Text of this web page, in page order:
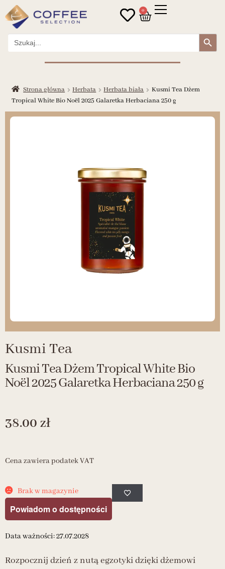
0
Search
for:
Search Button
Strona główna Herbata Herbata biała
Kusmi Tea Dżem
Tropical White Bio Noël 2025 Galaretka Herbaciana 250 g
Kusmi Tea
Kusmi Tea Dżem Tropical White Bio
Noël 2025 Galaretka Herbaciana 250 g
38.00 zł
Cena zawiera podatek VAT
Brak w magazynie
Powiadom o dostępności
Data ważności: 27.07.2028
Rozpocznij dzień z nutą egzotyki dzięki dżemowi